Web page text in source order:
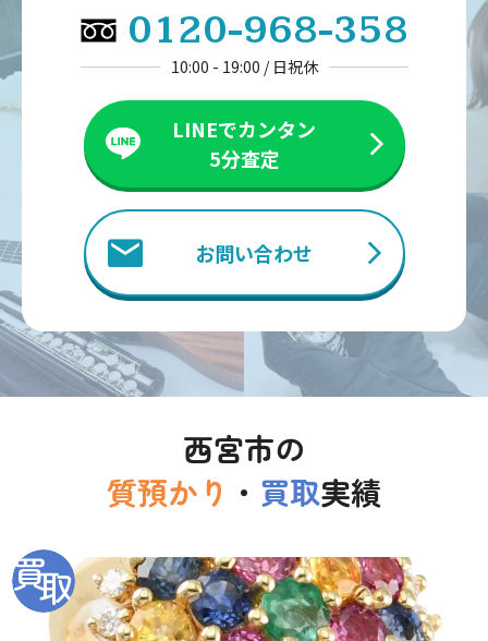
0120-968-358
10:00 - 19:00 / 日祝休
LINEでカンタン
5分査定
お問い合わせ
西宮市の
質預かり ・ 買取実績